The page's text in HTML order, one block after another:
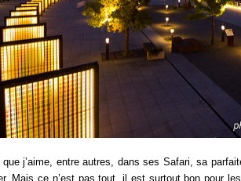
que j’aime, entre autres, dans ses Safari, sa
Mais ce n’est pas tout, il est surtout bon pour